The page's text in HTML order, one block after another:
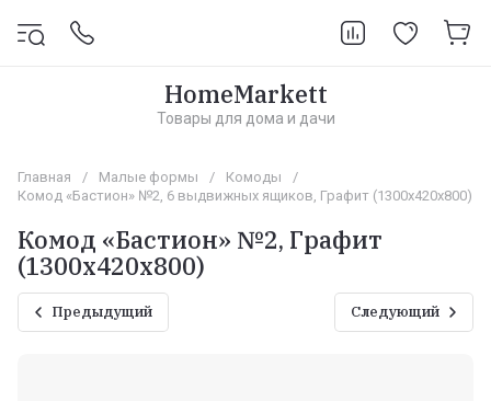
HomeMarkett
Товары для дома и дачи
Главная / Малые формы / Комоды
/
Комод «Бастион» №2, 6 выдвижных ящиков, Графит (1300х420х800)
Комод «Бастион» №2, Графит
(1300х420х800)
Предыдущий Следующий